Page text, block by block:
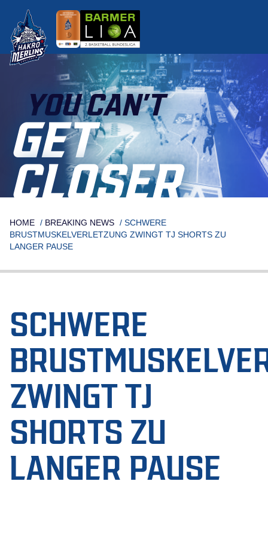
content
YOU CAN’T
GET
CLOSER
HOME / BREAKING NEWS / SCHWERE
BRUSTMUSKELVERLETZUNG ZWINGT TJ SHORTS ZU
LANGER PAUSE
SCHWERE
ZWINGT TJ
SHORTS ZU
LANGER PAUSE